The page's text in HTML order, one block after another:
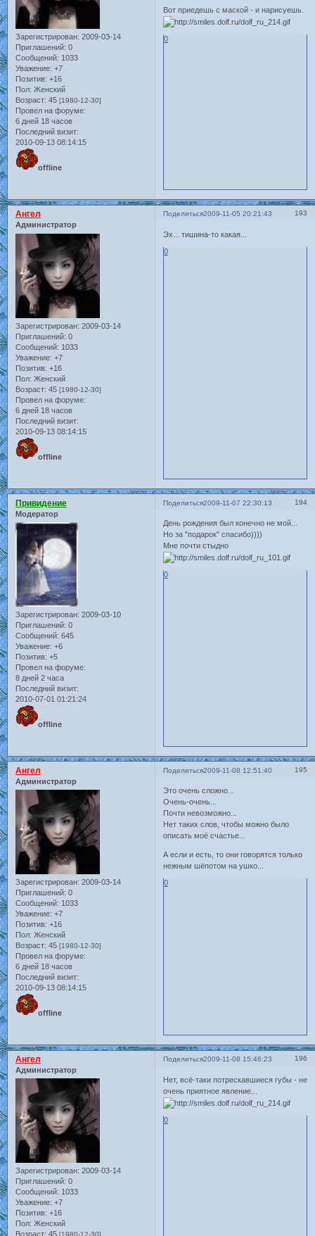
Зарегистрирован: 2009-03-14
Приглашений: 0
Сообщений: 1033
Уважение: +7
Позитив: +16
Пол: Женский
Возраст: 45 [1980-12-30]
Провел на форуме:
6 дней 18 часов
Последний визит:
2010-09-13 08:14:15
offline
Вот приедешь с маской - и нарисуешь.
0
Поделиться 193
2009-11-05 20:21:43
Ангел
Администратор
Зарегистрирован: 2009-03-14
Приглашений: 0
Сообщений: 1033
Уважение: +7
Позитив: +16
Пол: Женский
Возраст: 45 [1980-12-30]
Провел на форуме:
6 дней 18 часов
Последний визит:
2010-09-13 08:14:15
offline
Эх... тишина-то какая...
0
Поделиться 194
2009-11-07 22:30:13
Привидение
Модератор
Зарегистрирован: 2009-03-10
Приглашений: 0
Сообщений: 645
Уважение: +6
Позитив: +5
Провел на форуме:
8 дней 2 часа
Последний визит:
2010-07-01 01:21:24
offline
День рождения был конечно не мой...
Но за "подарок" спасибо))))
Мне почти стыдно
0
Поделиться 195
2009-11-08 12:51:40
Ангел
Администратор
Зарегистрирован: 2009-03-14
Приглашений: 0
Сообщений: 1033
Уважение: +7
Позитив: +16
Пол: Женский
Возраст: 45 [1980-12-30]
Провел на форуме:
6 дней 18 часов
Последний визит:
2010-09-13 08:14:15
offline
Это очень сложно...
Очень-очень...
Почти невозможно...
Нет таких слов, чтобы можно было
описать моё счастье...
А если и есть, то они говорятся только
нежным шёпотом на ушко...
0
Поделиться 196
2009-11-08 15:46:23
Ангел
Администратор
Зарегистрирован: 2009-03-14
Приглашений: 0
Сообщений: 1033
Уважение: +7
Позитив: +16
Пол: Женский
Возраст: 45
Нет, всё-таки потрескавшиеся губы - не
очень приятное явление...
0